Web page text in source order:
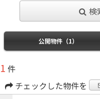
検
公開物件（1）
1 件
チェックした物件を